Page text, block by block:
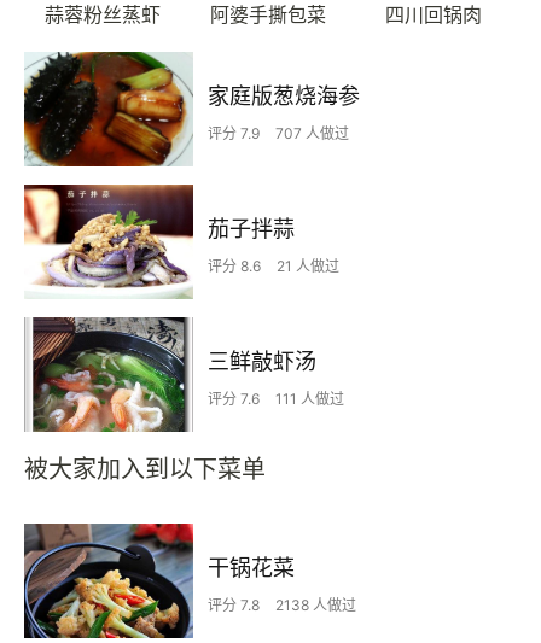
蒜蓉粉丝蒸虾 阿婆手撕包菜 四川回锅肉
家庭版葱烧海参
评分 7.9 707 人做过
茄子拌蒜
评分 8.6 21 人做过
三鲜敲虾汤
评分 7.6 111 人做过
被大家加入到以下菜单
干锅花菜
评分 7.8 2138 人做过